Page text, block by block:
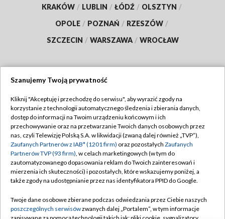
KRAKÓW / LUBLIN / ŁÓDŹ / OLSZTYN /
OPOLE / POZNAŃ / RZESZÓW /
SZCZECIN / WARSZAWA / WROCŁAW
TVP
Abonament TVP
Emisja w TVP
Centrum informacji TVP
Naziemna Telewizja Cyfrowa
Rada Programowa
Regulamin TVP
Polityka prywatności
Moje zgody
Pomoc
Kontakt
Szanujemy Twoją prywatność
Kliknij "Akceptuję i przechodzę do serwisu", aby wyrazić zgody na
korzystanie z technologii automatycznego śledzenia i zbierania danych,
dostęp do informacji na Twoim urządzeniu końcowym i ich
przechowywanie oraz na przetwarzanie Twoich danych osobowych przez
nas, czyli Telewizję Polską S.A. w likwidacji (zwaną dalej również „TVP”),
Zaufanych Partnerów z IAB* (1201 firm) oraz pozostałych Zaufanych
Partnerów TVP (93 firm), w celach marketingowych (w tym do
zautomatyzowanego dopasowania reklam do Twoich zainteresowań i
mierzenia ich skuteczności) i pozostałych, które wskazujemy poniżej, a
także zgody na udostępnianie przez nas identyfikatora PPID do Google.
Twoje dane osobowe zbierane podczas odwiedzania przez Ciebie naszych
poszczególnych serwisówzwanych dalej „Portalem”, w tym informacje